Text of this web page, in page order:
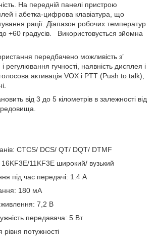
На передній панелі пристрою
і абетка-цифрова клавіатура, що
рації. Діапазон робочих температур
+60 градусів. Використовується зйомна
передбачено можливість з’
регулювання гучності, наявність дисплея і
активація VOX і PTT (Push to talk),
від 3 до 5 кілометрів в залежності від
CTCS/ DCS/ QT/ DQT/ DTMF
11KF3E широкий/ вузький
під час передачі: 1.4 A
180 мА
7,2 В
передавача: 5 Вт
потужності